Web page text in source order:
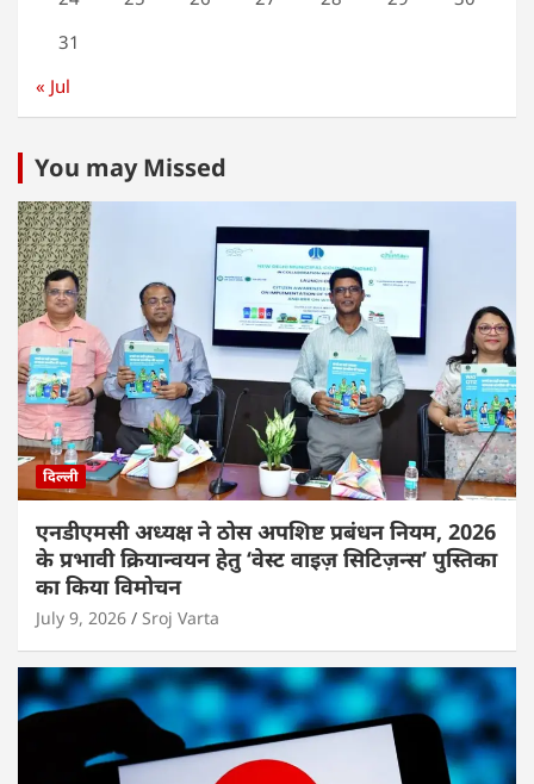
31
« Jul
You may Missed
दिल्ली
एनडीएमसी अध्यक्ष ने ठोस अपशिष्ट प्रबंधन नियम, 2026
के प्रभावी क्रियान्वयन हेतु ‘वेस्ट वाइज़ सिटिज़न्स’ पुस्तिका
का किया विमोचन
July 9, 2026 Sroj Varta